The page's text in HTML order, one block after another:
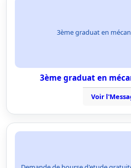
3ème graduat en
3ème graduat en
Voir